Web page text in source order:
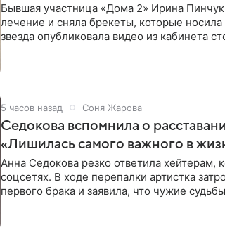
Бывшая участница «Дома 2» Ирина
лечение и сняла брекеты, которые
звезда опубликовала видео из кабинета
5 часов назад Соня Жарова
Седокова вспомнила о
«Лишилась самого важного в
Анна Седокова резко ответила хейтерам,
соцсетях. В ходе перепалки артистка
первого брака и заявила, что чужие